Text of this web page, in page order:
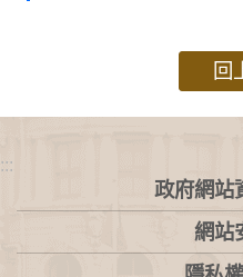
回
:::
政府網站
網站